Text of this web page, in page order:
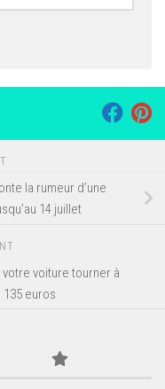
la rumeur d’une
14 juillet
voiture tourner à
euros